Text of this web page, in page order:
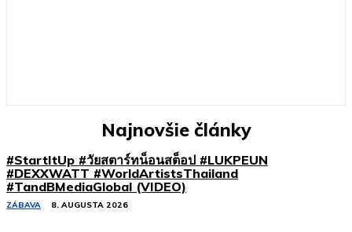
Najnovšie články
#StartItUp #วัยสตาร์ทน็อนสต็อป #LUKPEUN
#DEXXWATT #WorldArtistsThailand
#TandBMediaGlobal (VIDEO)
ZÁBAVA 8. AUGUSTA 2026